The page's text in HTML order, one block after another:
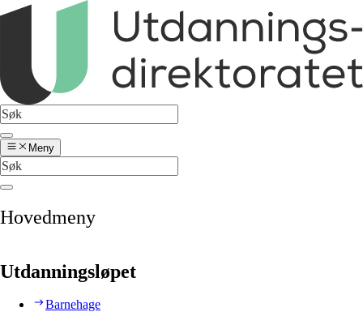
Meny
Hovedmeny
Utdanningsløpet
Barnehage